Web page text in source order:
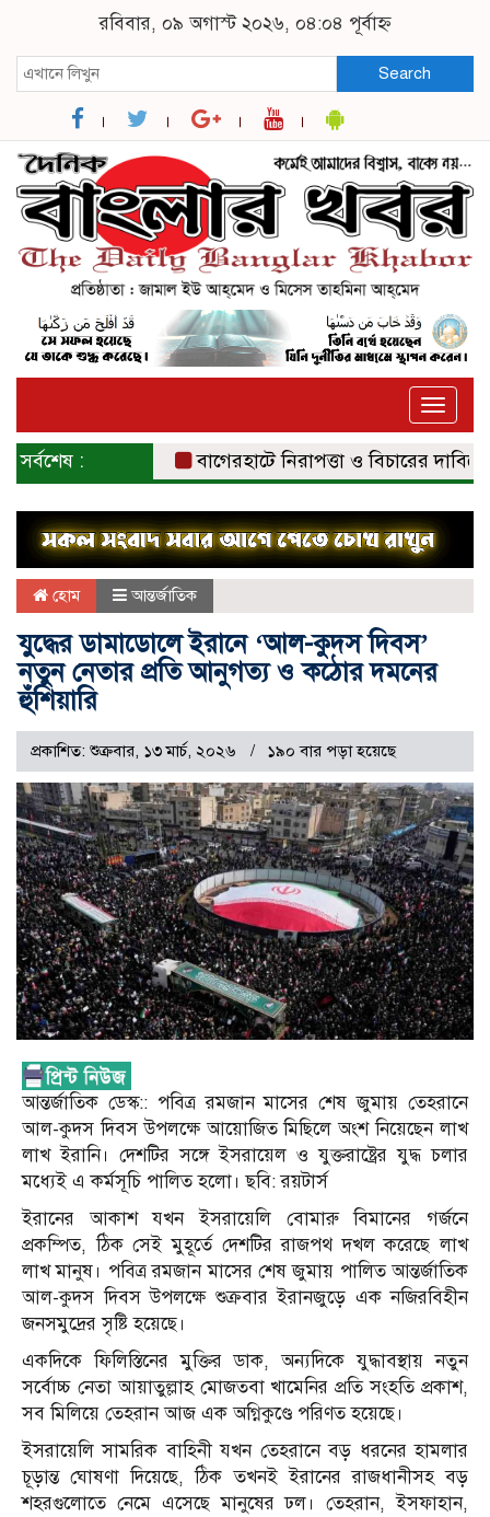
রবিবার, ০৯ অগাস্ট ২০২৬, ০৪:০৪ পূর্বাহ্ন
Search
Toggle
সর্বশেষ : বাগেরহাটে নিরাপত্তা ও বিচারের দাবিতে
হোম আন্তর্জাতিক
যুদ্ধের ডামাডোলে ইরানে ‘আল-কুদস দিবস’
নতুন নেতার প্রতি আনুগত্য ও কঠোর দমনের
হুঁশিয়ারি
প্রকাশিত: শুক্রবার, ১৩ মার্চ, ২০২৬ ১৯০ বার পড়া হয়েছে
আন্তর্জাতিক ডেস্ক:: পবিত্র রমজান মাসের শেষ জুমায় তেহরানে
আল-কুদস দিবস উপলক্ষে আয়োজিত মিছিলে অংশ নিয়েছেন লাখ
লাখ ইরানি। দেশটির সঙ্গে ইসরায়েল ও যুক্তরাষ্ট্রের যুদ্ধ চলার
মধ্যেই এ কর্মসূচি পালিত হলো। ছবি: রয়টার্স
ইরানের আকাশ যখন ইসরায়েলি বোমারু বিমানের গর্জনে
প্রকম্পিত, ঠিক সেই মুহূর্তে দেশটির রাজপথ দখল করেছে লাখ
লাখ মানুষ। পবিত্র রমজান মাসের শেষ জুমায় পালিত আন্তর্জাতিক
আল-কুদস দিবস উপলক্ষে শুক্রবার ইরানজুড়ে এক নজিরবিহীন
জনসমুদ্রের সৃষ্টি হয়েছে।
একদিকে ফিলিস্তিনের মুক্তির ডাক, অন্যদিকে যুদ্ধাবস্থায় নতুন
সর্বোচ্চ নেতা আয়াতুল্লাহ মোজতবা খামেনির প্রতি সংহতি প্রকাশ,
সব মিলিয়ে তেহরান আজ এক অগ্নিকুণ্ডে পরিণত হয়েছে।
ইসরায়েলি সামরিক বাহিনী যখন তেহরানে বড় ধরনের হামলার
চূড়ান্ত ঘোষণা দিয়েছে, ঠিক তখনই ইরানের রাজধানীসহ বড়
শহরগুলোতে নেমে এসেছে মানুষের ঢল। তেহরান, ইসফাহান,